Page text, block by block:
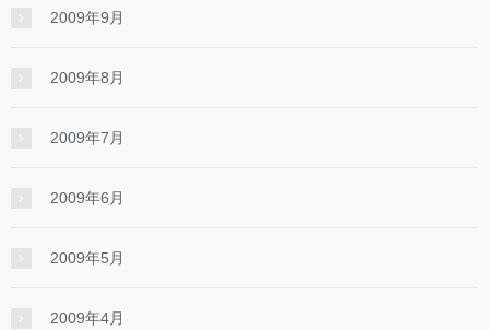
2009年9月
2009年8月
2009年7月
2009年6月
2009年5月
2009年4月